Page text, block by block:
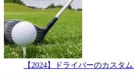
【2024】ドライバーのカスタ